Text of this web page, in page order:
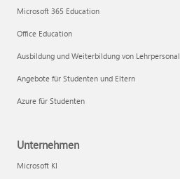
Microsoft 365 Education
Office Education
Ausbildung und Weiterbildung von Lehrpersonal
Angebote für Studenten und Eltern
Azure für Studenten
Unternehmen
Microsoft KI